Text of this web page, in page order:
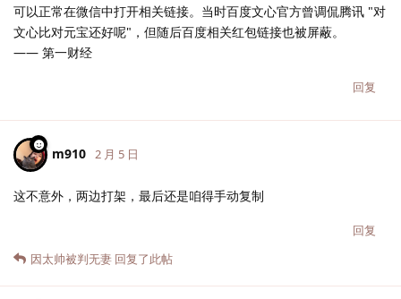
可以正常在微信中打开相关链接。当时百度文心官方曾调侃腾讯 "对
文心比对元宝还好呢"，但随后百度相关红包链接也被屏蔽。
—— 第一财经
回复
m910 2 月 5 日
这不意外，两边打架，最后还是咱得手动复制
回复
因太帅被判无妻 回复了此帖